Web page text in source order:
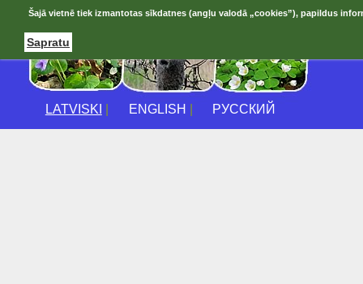
LATVISKI ENGLISH РУССКИЙ
Šajā vietnē tiek izmantotas sīkdatnes (angļu valodā „cookies”), papildus
Sapratu